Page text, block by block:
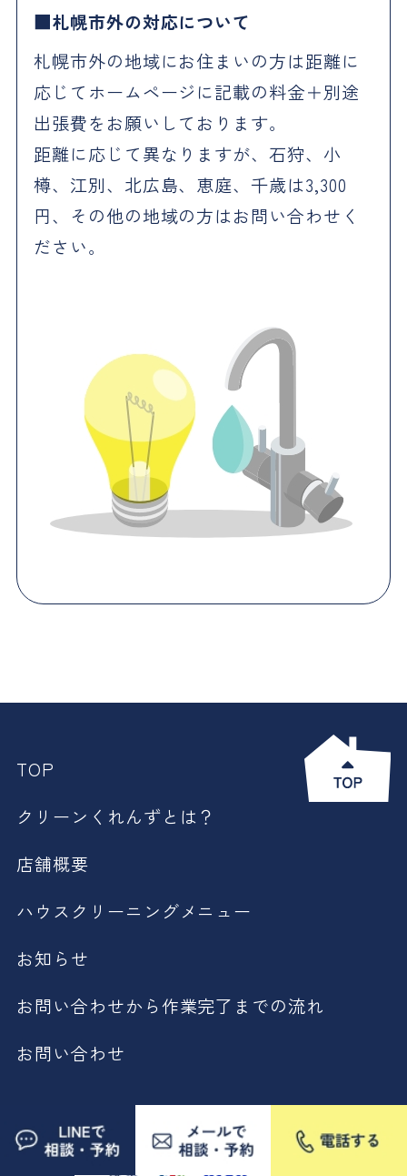
札幌市外の対応について
札幌市外の地域にお住まいの方は距離に
応じてホームページに記載の料金＋別途
出張費をお願いしております。
距離に応じて異なりますが、石狩、小
樽、江別、北広島、恵庭、千歳は3,300
円、その他の地域の方はお問い合わせく
ださい。
TOP
クリーンくれんずとは？
店舗概要
ハウスクリーニングメニュー
お知らせ
お問い合わせから作業完了までの流れ
お問い合わせ